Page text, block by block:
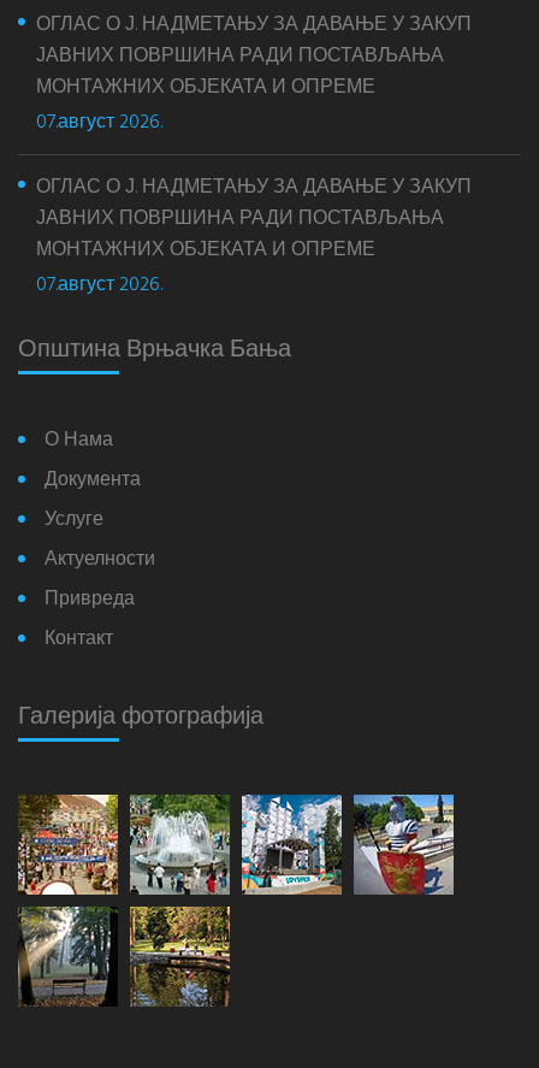
ОГЛАС О Ј. НАДМЕТАЊУ ЗА ДАВАЊЕ У ЗАКУП
ЈАВНИХ ПОВРШИНА РАДИ ПОСТАВЉАЊА
МОНТАЖНИХ ОБЈЕКАТА И ОПРЕМЕ
07.август 2026.
ОГЛАС О Ј. НАДМЕТАЊУ ЗА ДАВАЊЕ У ЗАКУП
ЈАВНИХ ПОВРШИНА РАДИ ПОСТАВЉАЊА
МОНТАЖНИХ ОБЈЕКАТА И ОПРЕМЕ
07.август 2026.
Општина Врњачка Бања
О Нама
Документа
Услуге
Актуелности
Привреда
Контакт
Галерија фотографија